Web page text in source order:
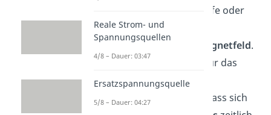
Rotation einer Leiterschleife oder
durch Herausziehen einer
Leiterschleife aus dem
Magnetfeld.
Eine andere Möglichkeit für das
Entstehen einer
Induktionsspannung ist, dass sich
Reale Strom- und
Spannungsquellen
4/8 – Dauer: 03:47
Ersatzspannungsquelle
5/8 – Dauer: 04:27